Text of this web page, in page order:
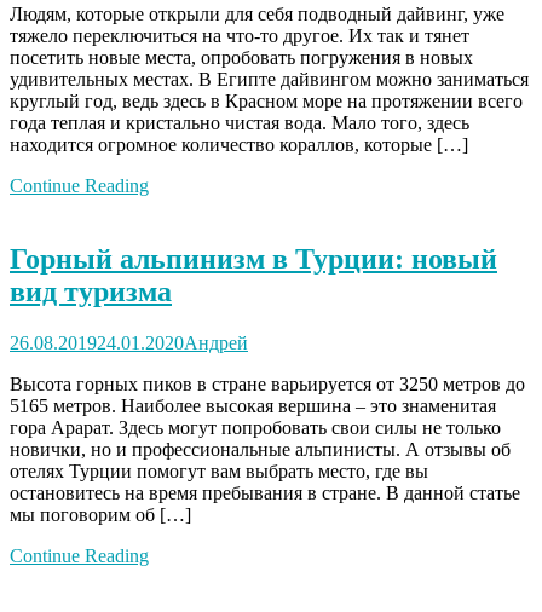
Людям, которые открыли для себя подводный дайвинг, уже
тяжело переключиться на что-то другое. Их так и тянет
посетить новые места, опробовать погружения в новых
удивительных местах. В Египте дайвингом можно заниматься
круглый год, ведь здесь в Красном море на протяжении всего
года теплая и кристально чистая вода. Мало того, здесь
находится огромное количество кораллов, которые […]
Continue Reading
Горный альпинизм в Турции: новый
вид туризма
26.08.201924.01.2020Андрей
Высота горных пиков в стране варьируется от 3250 метров до
5165 метров. Наиболее высокая вершина – это знаменитая
гора Арарат. Здесь могут попробовать свои силы не только
новички, но и профессиональные альпинисты. А отзывы об
отелях Турции помогут вам выбрать место, где вы
остановитесь на время пребывания в стране. В данной статье
мы поговорим об […]
Continue Reading